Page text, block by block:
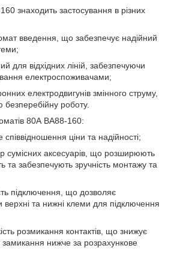
знаходить застосування в різних
введення, що забезпечує надійний
для відхідних ліній, забезпечуючи
електроспоживачами;
електродвигунів змінного струму,
безперебійну роботу.
80А ВА88-160:
ціни та надійності;
сумісних аксесуарів, що розширюють
та забезпечують зручність монтажу та
підключення, що дозволяє
верхні та нижні клеми для підключення
розмикання контактів, що знижує
замикання нижче за розрахункове